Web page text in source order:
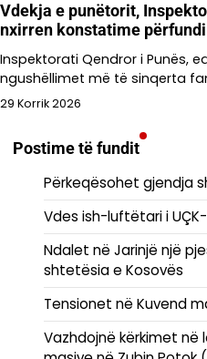
Vdekja e punëtorit,
nxirren konstatime
Inspektorati Qendror i Punës,
ngushëllimet më të sinqerta
29 Korrik 2026
Postime të fundit
Përkeqësohet gjendja
Vdes ish-luftëtari i
Ndalet në Jarinjë një
shtetësia e Kosovës
Tensionet në Kuvend
Vazhdojnë kërkimet në